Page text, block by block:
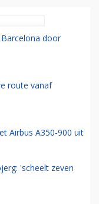
door
route vanaf
Airbus A350-900 uit
'scheelt zeven